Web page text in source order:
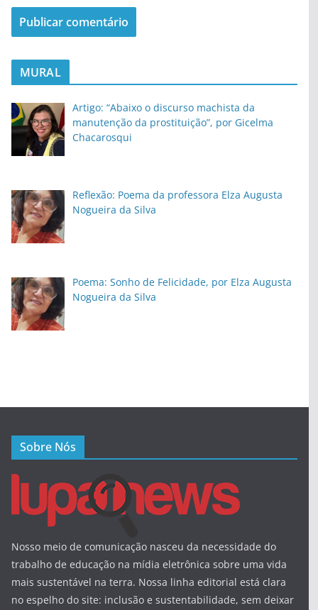
MURAL
Artigo: “Abaixo o discurso machista da
manutenção da prostituição”, por Gicelma
Chacarosqui
Reflexão: Poema da professora Elza Augusta
Nogueira da Silva
Poema: Sonho de Felicidade, por Elza Augusta
Nogueira da Silva
Sobre Nós
Nosso meio de comunicação nasceu da necessidade do
trabalho de educação na mídia eletrônica sobre uma vida
mais sustentável na terra. Nossa linha editorial está clara
no espelho do site: inclusão e sustentabilidade, sem deixar